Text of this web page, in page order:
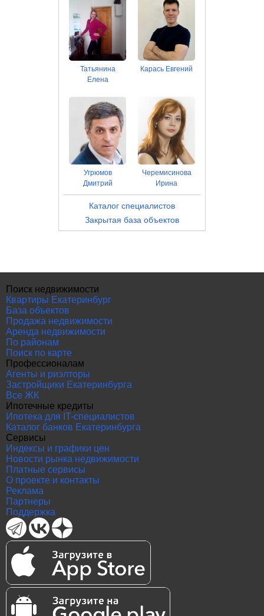
Татьянина
Елена
Карась Евгений
Угрюмов
Дмитрий
Черемисинова
Ирина
Каталог специалистов
Закрытая база объектов
Поиск недвижимости
Квартиры Екатеринбург
База объектов
Продажа недвижимости
Аренда недвижимости
По районам
Поиск по карте
Профессионалам
Агенты и риэлторы
Застройщики Екатеринбурга
Все ЖК
Ипотечные кредиты
Ипотека для IT-специалистов
Каталог банков Екатеринбурга
Сервисы
Индексы и графики цен
Новости рынка недвижимости
Платные сервисы
О проекте и контакты
Реклама
Партнеры
Поддержка